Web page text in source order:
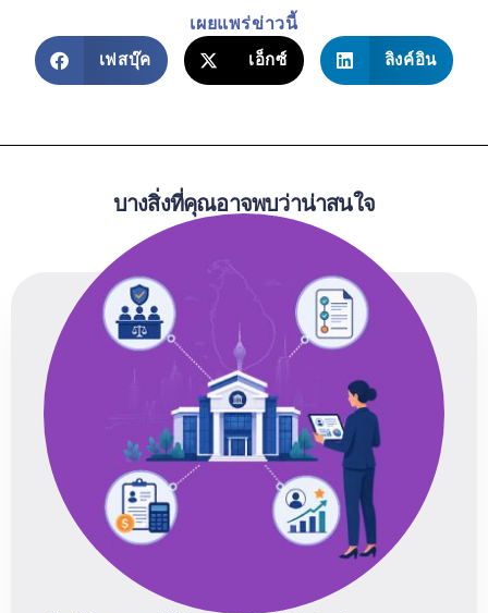
เผยแพร่ข่าวนี้
เฟสบุ๊ค เอ็กซ์ ลิงค์อิน
บางสิ่งที่คุณอาจพบว่าน่าสนใจ